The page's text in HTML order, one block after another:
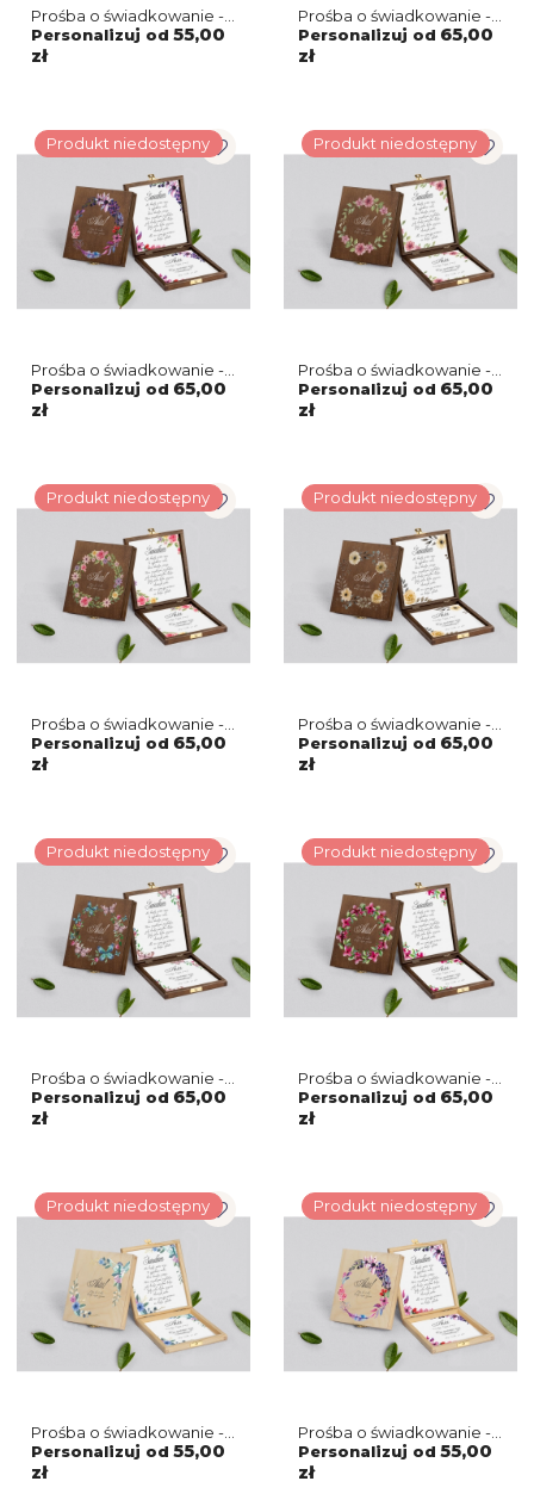
Prośba o świadkowanie -
naturalne puzzle Fiori
Motyw 2
Personalizuj od 55,00
zł
Prośba o świadkowanie -
brązowe puzzle
Akwarelowe Wianki
Motyw 8
Personalizuj od 65,00
zł
Produkt niedostępny
Prośba o świadkowanie -
brązowe puzzle
Akwarelowe Wianki
Motyw 7
Personalizuj od 65,00
zł
Produkt niedostępny
Prośba o świadkowanie -
brązowe puzzle
Akwarelowe Wianki
Motyw 6
Personalizuj od 65,00
zł
Produkt niedostępny
Prośba o świadkowanie -
brązowe puzzle
Akwarelowe Wianki
Motyw 5
Personalizuj od 65,00
zł
Produkt niedostępny
Prośba o świadkowanie -
brązowe puzzle
Akwarelowe Wianki
Motyw 4
Personalizuj od 65,00
zł
Produkt niedostępny
Prośba o świadkowanie -
brązowe puzzle
Akwarelowe Wianki
Motyw 3
Personalizuj od 65,00
zł
Produkt niedostępny
Prośba o świadkowanie -
brązowe puzzle
Akwarelowe Wianki
Motyw 2
Personalizuj od 65,00
zł
Produkt niedostępny
Prośba o świadkowanie -
naturalne puzzle
Akwarelowe Wianki
Motyw 8
Personalizuj od 55,00
zł
Produkt niedostępny
Prośba o świadkowanie -
naturalne puzzle
Akwarelowe Wianki
Motyw 7
Personalizuj od 55,00
zł